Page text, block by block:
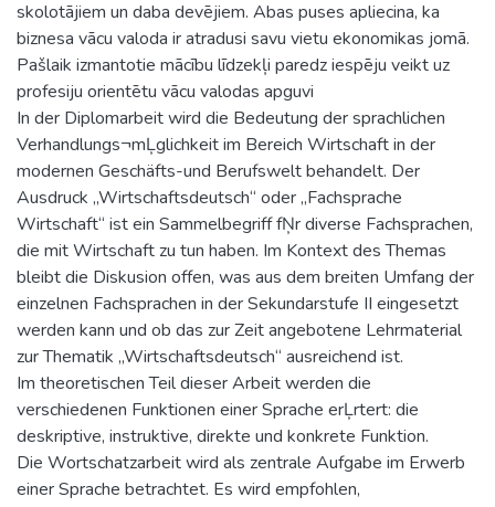
skolotājiem un daba devējiem. Abas puses apliecina, ka
biznesa vācu valoda ir atradusi savu vietu ekonomikas jomā.
Pašlaik izmantotie mācību līdzekļi paredz iespēju veikt uz
profesiju orientētu vācu valodas apguvi
In der Diplomarbeit wird die Bedeutung der sprachlichen
Verhandlungs¬mĻglichkeit im Bereich Wirtschaft in der
modernen Geschäfts-und Berufswelt behandelt. Der
Ausdruck „Wirtschaftsdeutsch“ oder „Fachsprache
Wirtschaft“ ist ein Sammelbegriff fŅr diverse Fachsprachen,
die mit Wirtschaft zu tun haben. Im Kontext des Themas
bleibt die Diskusion offen, was aus dem breiten Umfang der
einzelnen Fachsprachen in der Sekundarstufe II eingesetzt
werden kann und ob das zur Zeit angebotene Lehrmaterial
zur Thematik „Wirtschaftsdeutsch“ ausreichend ist.
Im theoretischen Teil dieser Arbeit werden die
verschiedenen Funktionen einer Sprache erĻrtert: die
deskriptive, instruktive, direkte und konkrete Funktion.
Die Wortschatzarbeit wird als zentrale Aufgabe im Erwerb
einer Sprache betrachtet. Es wird empfohlen,